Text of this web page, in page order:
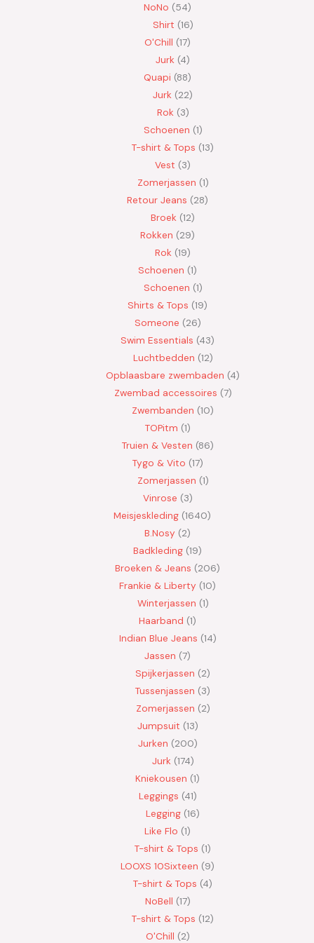
NoNo
54
Shirt 16
O'Chill 17
Jurk 4
Quapi 88
Jurk
22
Rok 3
Schoenen 1
T-shirt & Tops 13
Vest
3
Zomerjassen 1
Retour Jeans
28
Broek 12
Rokken
29
Rok 19
Schoenen 1
Schoenen 1
Shirts & Tops 19
Someone 26
Swim Essentials 43
Luchtbedden 12
Opblaasbare zwembaden 4
Zwembad accessoires 7
Zwembanden 10
TOPitm 1
Truien & Vesten 86
Tygo & Vito 17
Zomerjassen 1
Vinrose 3
Meisjeskleding 1640
B.Nosy
2
Badkleding 19
Broeken & Jeans
206
Frankie & Liberty 10
Winterjassen 1
Haarband 1
Indian Blue Jeans 14
Jassen 7
Spijkerjassen
2
Tussenjassen
3
Zomerjassen 2
Jumpsuit 13
Jurken 200
Jurk 174
Kniekousen 1
Leggings 41
Legging 16
Like Flo 1
T-shirt & Tops 1
LOOXS 10Sixteen
9
T-shirt & Tops 4
NoBell 17
T-shirt & Tops 12
O'Chill 2